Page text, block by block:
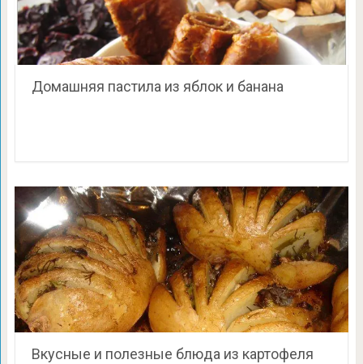
Домашняя пастила из яблок и банана
Вкусные и полезные блюда из картофеля